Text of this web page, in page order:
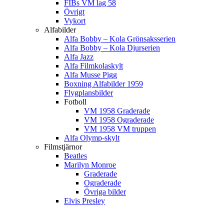
FIBs VM lag 58
Övrigt
Vykort
Alfabilder
Alfa Bobby – Kola Grönsaksserien
Alfa Bobby – Kola Djurserien
Alfa Jazz
Alfa Filmkolaskylt
Alfa Musse Pigg
Boxning Alfabilder 1959
Flygplansbilder
Fotboll
VM 1958 Graderade
VM 1958 Ograderade
VM 1958 VM truppen
Alfa Olymp-skylt
Filmstjärnor
Beatles
Marilyn Monroe
Graderade
Ograderade
Övriga bilder
Elvis Presley